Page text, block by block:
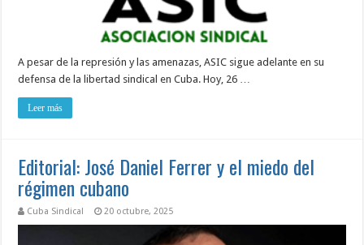
A pesar de la represión y las amenazas, ASIC sigue adelante en su
defensa de la libertad sindical en Cuba. Hoy, 26 …
Leer más
Editorial: José Daniel Ferrer y el miedo del
régimen cubano
Cuba Sindical 20 octubre, 2025